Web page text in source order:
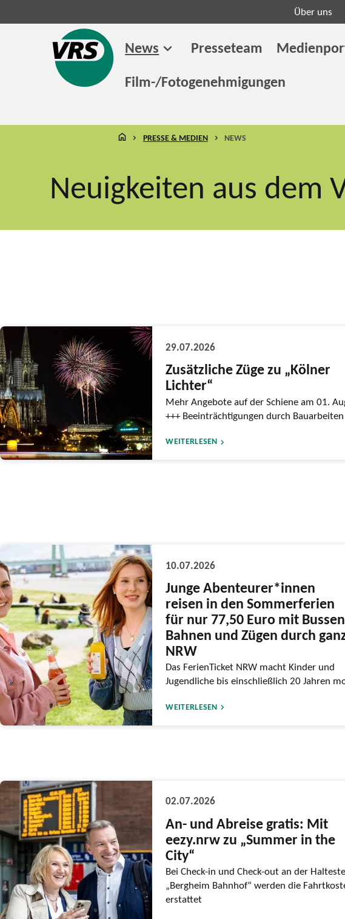
Über uns
News Presseteam
Film-/Fotogenehmigungen
STARTSEITE
PRESSE & MEDIEN NEWS
Neuigkeiten aus dem
29.07.2026
Zusätzliche Züge zu „Kölner
Lichter“
Mehr Angebote auf der Schiene am 01.
+++ Beeinträchtigungen durch Bauarbeiten
WEITERLESEN
10.07.2026
Junge Abenteurer*innen
reisen in den Sommerferien
für nur 77,50 Euro mit
Bahnen und Zügen durch
NRW
Das FerienTicket NRW macht Kinder und
Jugendliche bis einschließlich 20 Jahren
WEITERLESEN
02.07.2026
An- und Abreise gratis: Mit
eezy.nrw zu „Summer in the
City“
Bei Check-in und Check-out an der
„Bergheim Bahnhof“ werden die
erstattet